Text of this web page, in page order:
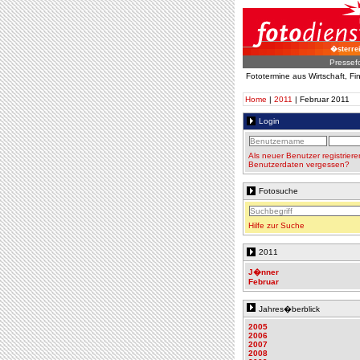
Fototermine aus Wirtschaft,
Home | 2011 | Februar 2011
Login
Als neuer Benutzer
Benutzerdaten vergessen?
Fotosuche
Hilfe zur Suche
2011
J�nner
Februar
Jahres�berblick
2005
2006
2007
2008